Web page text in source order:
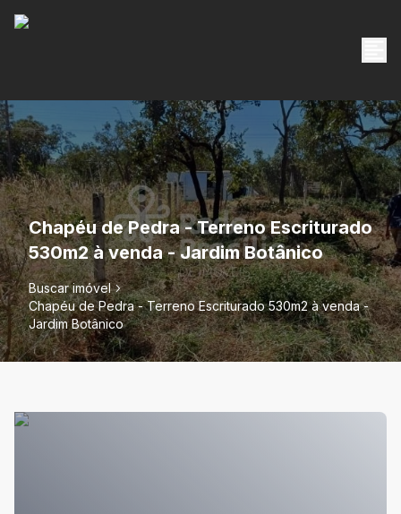
Chapéu de Pedra - Terreno Escriturado
530m2 à venda - Jardim Botânico
Buscar imóvel
Chapéu de Pedra - Terreno Escriturado 530m2 à venda -
Jardim Botânico